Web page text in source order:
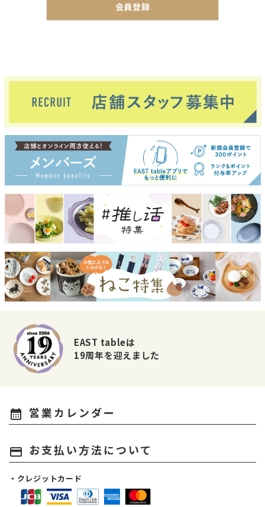
会員登録
EAST tableは
19周年を迎えました
calendar_month 営業カレンダー
payment お支払い方法について
・クレジットカード